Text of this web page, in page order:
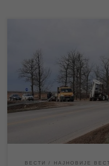
Због радова на изградњи
канализације радне зоне
доћи ће до измене режима
Зрењанин – Ечка који ступа на
часова. Због изградње
канализације радне зоне
ВЕСТИ НАЈНОВИЈЕ